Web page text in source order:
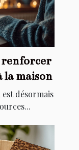
renforcer
la maison
désormais